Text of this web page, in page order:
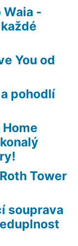
Waia -
You od
pohodlí
Tower
souprava